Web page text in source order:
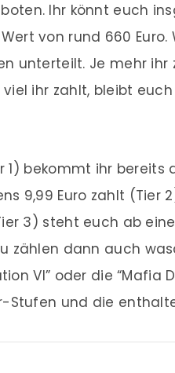
Ihr könnt euch
von rund 660
unterteilt. Je mehr ihr
ihr zahlt, bleibt
1) bekommt ihr
9,99 Euro zahlt (Tier
3) steht euch ab
zählen dann auch
VI” oder die
Stufen und die